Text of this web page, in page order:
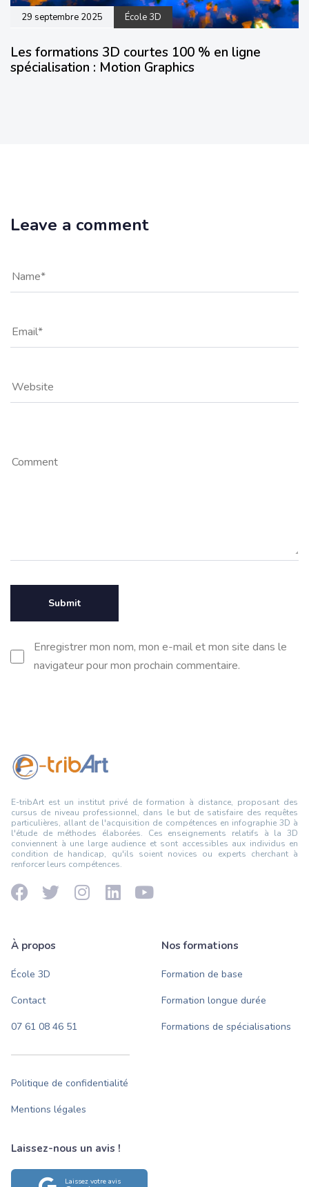
29 septembre 2025 École 3D
Les formations 3D courtes 100 % en ligne
spécialisation : Motion Graphics
Leave a comment
Enregistrer mon nom, mon e-mail et mon site dans le
navigateur pour mon prochain commentaire.
E-tribArt est un institut privé de formation à distance, proposant des
cursus de niveau professionnel, dans le but de satisfaire des requêtes
particulières, allant de l'acquisition de compétences en infographie 3D à
l'étude de méthodes élaborées. Ces enseignements relatifs à la 3D
conviennent à une large audience et sont accessibles aux individus en
condition de handicap, qu'ils soient novices ou experts cherchant à
renforcer leurs compétences.
À propos
École 3D
Contact
07 61 08 46 51
Politique de confidentialité
Mentions légales
Nos formations
Formation de base
Formation longue durée
Formations de spécialisations
Laissez-nous un avis !
Laissez votre avis